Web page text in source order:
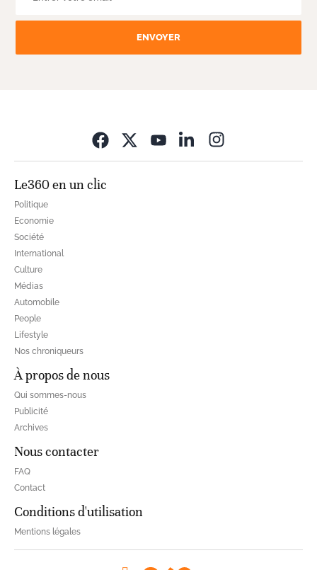
ENVOYER
Le360 en un clic
Politique
Economie
Société
International
Culture
Médias
Automobile
People
Lifestyle
Nos chroniqueurs
À propos de nous
Qui sommes-nous
Publicité
Archives
Nous contacter
FAQ
Contact
Conditions d'utilisation
Mentions légales